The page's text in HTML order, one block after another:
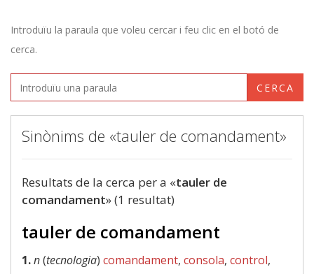
Introduïu la paraula que voleu cercar i feu clic en el botó de
cerca.
CERCA
Sinònims de «tauler de comandament»
Resultats de la cerca per a «tauler de
comandament» (1 resultat)
tauler de comandament
1.n(tecnologia) comandament, consola, control,